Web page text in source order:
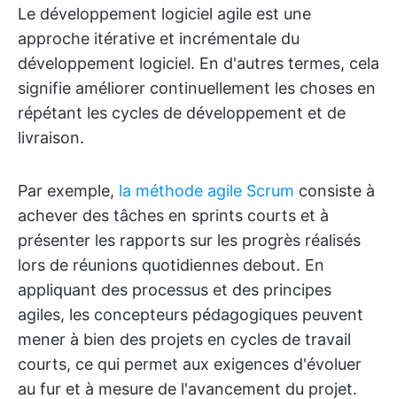
Le développement logiciel agile est une
approche itérative et incrémentale du
développement logiciel. En d'autres termes, cela
signifie améliorer continuellement les choses en
répétant les cycles de développement et de
livraison.
Par exemple, la méthode agile Scrum consiste à
achever des tâches en sprints courts et à
présenter les rapports sur les progrès réalisés
lors de réunions quotidiennes debout. En
appliquant des processus et des principes
agiles, les concepteurs pédagogiques peuvent
mener à bien des projets en cycles de travail
courts, ce qui permet aux exigences d'évoluer
au fur et à mesure de l'avancement du projet.